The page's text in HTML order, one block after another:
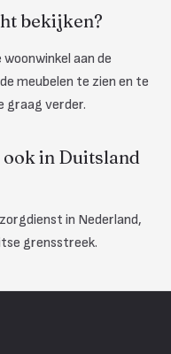
bekijken?
aan de
meubelen te zien en te
graag verder.
ook in Duitsland
in Nederland,
grensstreek.